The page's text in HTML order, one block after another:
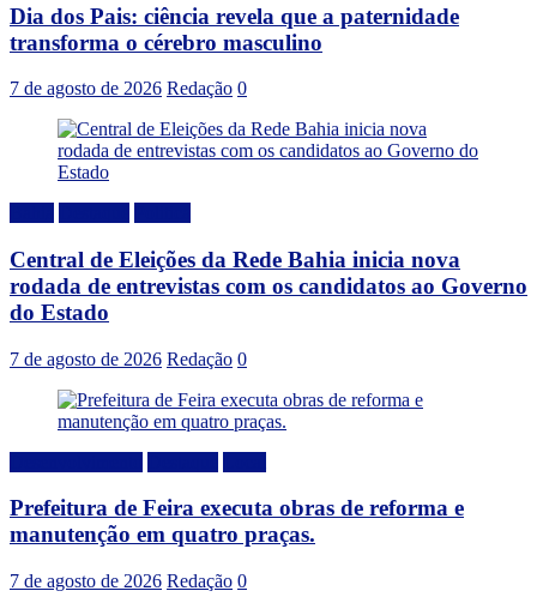
Dia dos Pais: ciência revela que a paternidade
transforma o cérebro masculino
7 de agosto de 2026 Redação 0
Central de Eleições da Rede Bahia inicia nova
rodada de entrevistas com os candidatos ao Governo
do Estado
7 de agosto de 2026 Redação 0
Prefeitura de Feira executa obras de reforma e
manutenção em quatro praças.
7 de agosto de 2026 Redação 0